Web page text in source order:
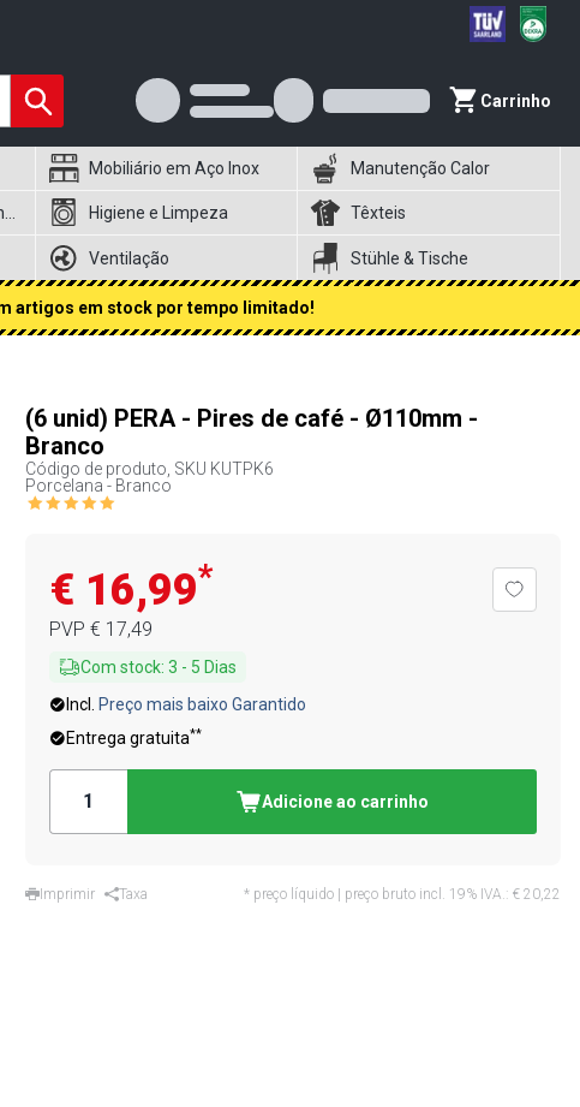
Carrinho
Mobiliário em Aço Inox Manutenção Calor
Higiene e Limpeza Têxteis
Ventilação Stühle & Tische
artigos em stock por tempo limitado!
(6 unid) PERA - Pires de café - Ø110mm -
Branco
Código de produto, SKU KUTPK6
Porcelana - Branco
€ 16,99*
PVP € 17,49
Com stock: 3 - 5 Dias
Incl.
Preço mais baixo Garantido
Entrega gratuita**
Adicione ao carrinho
Imprimir Taxa * preço líquido | preço bruto incl. 19% IVA.: € 20,22